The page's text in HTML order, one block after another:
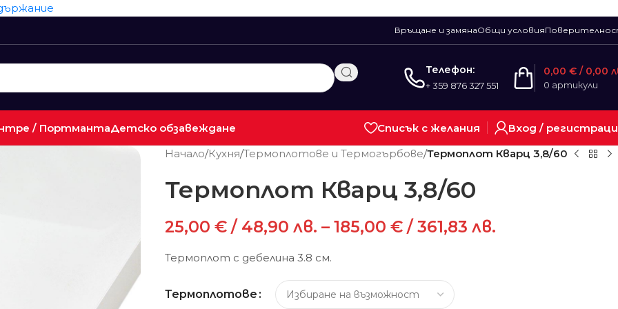
Връщане и замянаОбщи условия
Телефон:
+ 359 876 327 551 0 артикули
0,00 € / 0,00
/ ПортмантаДетско обзавеждане Списък с желания
Вход /
Начало/Кухня/Термоплотове и Термогърбове/Термоплот Кварц 3,8/60
Термоплот Кварц 3,8/60
25,00 € / 48,90 лв. – 185,00 € / 361,83 лв.
Термоплот с дебелина 3.8 см.
Термоплотове